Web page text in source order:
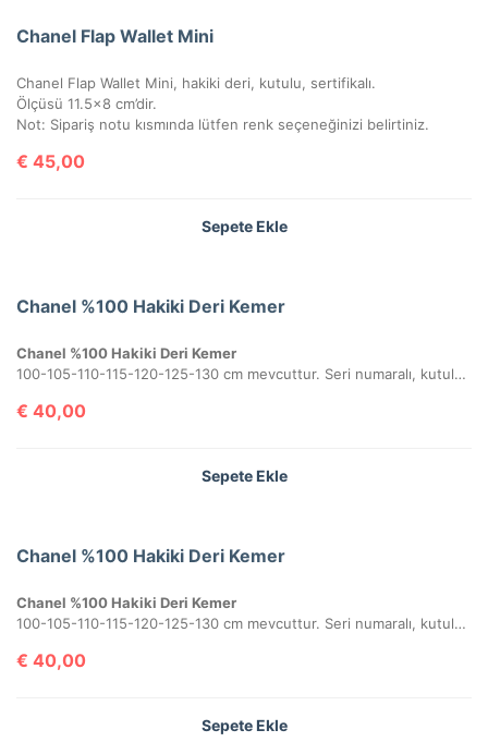
Chanel Flap Wallet Mini
Chanel Flap Wallet Mini, hakiki deri, kutulu, sertifikalı.
Ölçüsü 11.5×8 cm’dir.
Not: Sipariş notu kısmında lütfen renk seçeneğinizi belirtiniz.
€ 45,00
Sepete Ekle
Chanel %100 Hakiki Deri Kemer
Chanel %100 Hakiki Deri Kemer
100-105-110-115-120-125-130 cm mevcuttur. Seri numaralı, kutulu ve sertifikalı olarak gönderilecektir.
€ 40,00
Sepete Ekle
Chanel %100 Hakiki Deri Kemer
Chanel %100 Hakiki Deri Kemer
100-105-110-115-120-125-130 cm mevcuttur. Seri numaralı, kutulu ve sertifikalı olarak gönderilecektir.
€ 40,00
Sepete Ekle